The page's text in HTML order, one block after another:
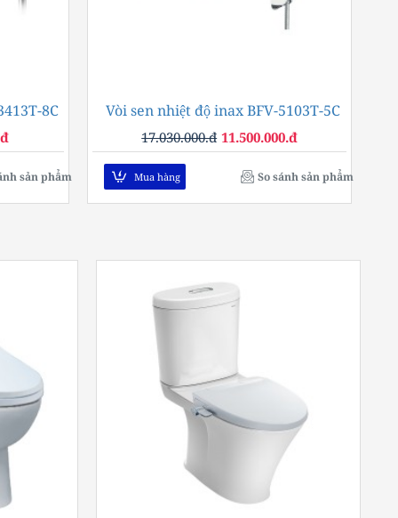
-38%
8C
sản phẩm
-32%
Vòi sen nhiệt độ inax BFV-5103T-5C
11.500.000.đ
17.030.000.đ
Mua hàng So sánh sản phẩm